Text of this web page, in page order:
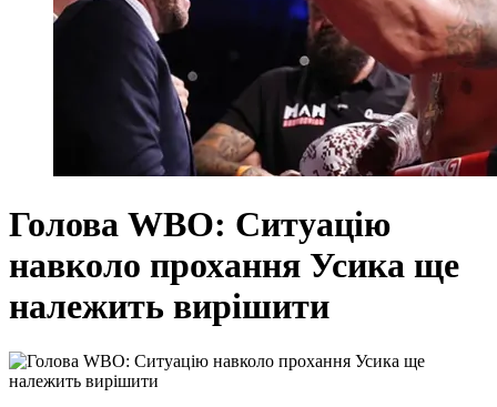
Голова WBO: Ситуацію
навколо прохання Усика ще
належить вирішити